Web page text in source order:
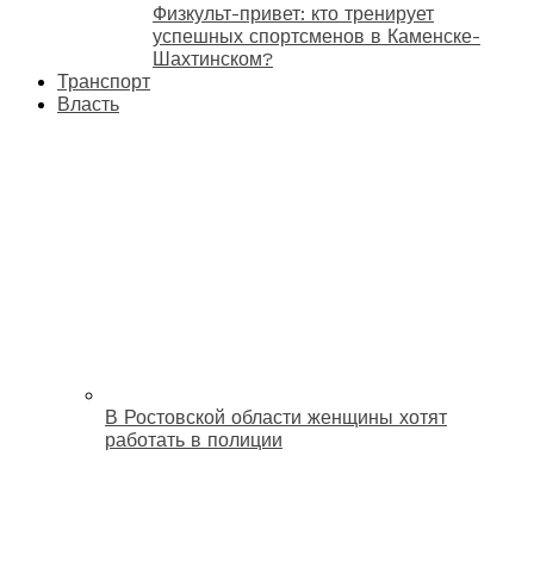
Физкульт-привет: кто тренирует
успешных спортсменов в Каменске-
Шахтинском?
Транспорт
Власть
В Ростовской области женщины хотят
работать в полиции